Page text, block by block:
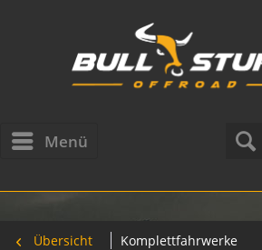
Menü
Übersicht Komplettfahrwerke